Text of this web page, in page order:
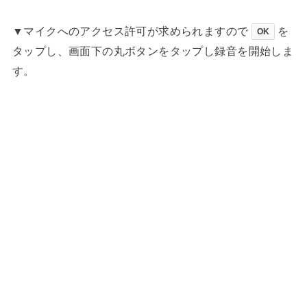
▼マイクへのアクセス許可が求められますので OK
を
タップし、画面下の丸ボタンをタップし録音を開始しま
す。